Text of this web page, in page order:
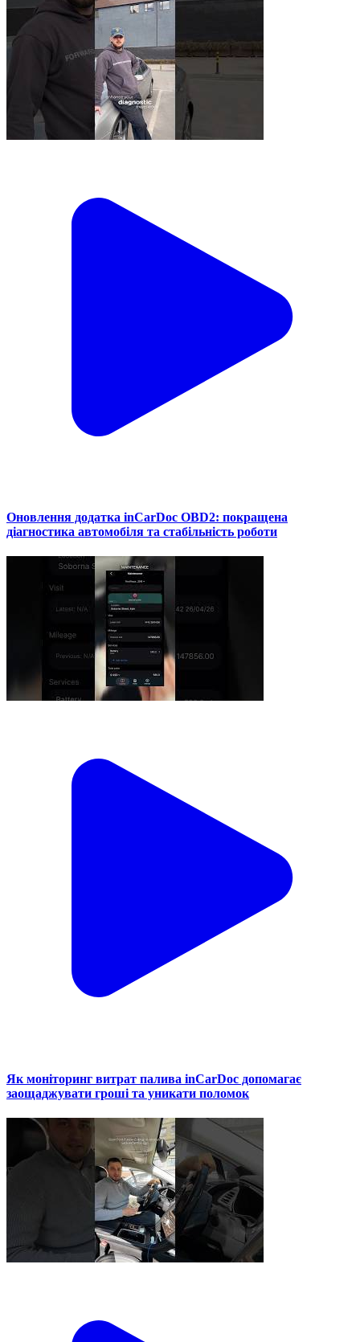
Оновлення додатка inCarDoc OBD2: покращена
діагностика автомобіля та стабільність роботи
Як моніторинг витрат палива inCarDoc допомагає
заощаджувати гроші та уникати поломок